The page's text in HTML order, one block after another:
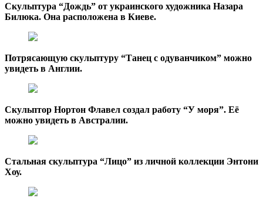
Скульптура “Дождь” от украинского художника Назара
Билюка. Она расположена в Киеве.
Потрясающую скульптуру “Танец с одуванчиком” можно
увидеть в Англии.
Скульптор Нортон Флавел создал работу “У моря”. Её
можно увидеть в Австралии.
Стальная скульптура “Лицо” из личной коллекции Энтони
Хоу.